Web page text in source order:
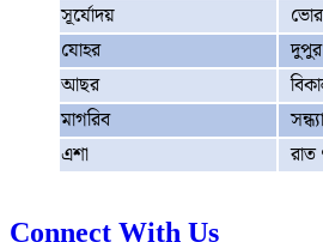
সূর্যোদয়
যোহর
আছর
মাগরিব
এশা
Connect With Us